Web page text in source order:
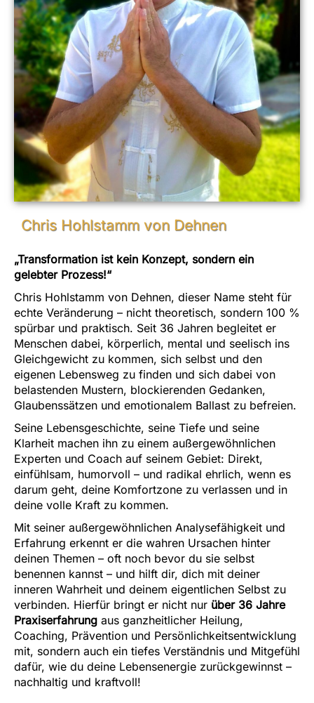
Chris Hohlstamm von Dehnen
„Transformation ist kein Konzept, sondern ein
gelebter Prozess!“
Chris Hohlstamm von Dehnen, dieser Name steht für
echte Veränderung – nicht theoretisch, sondern 100 %
spürbar und praktisch. Seit 36 Jahren begleitet er
Menschen dabei, körperlich, mental und seelisch ins
Gleichgewicht zu kommen, sich selbst und den
eigenen Lebensweg zu finden und sich dabei von
belastenden Mustern, blockierenden Gedanken,
Glaubenssätzen und emotionalem Ballast zu befreien.
Seine Lebensgeschichte, seine Tiefe und seine
Klarheit machen ihn zu einem außergewöhnlichen
Experten und Coach auf seinem Gebiet: Direkt,
einfühlsam, humorvoll – und radikal ehrlich, wenn es
darum geht, deine Komfortzone zu verlassen und in
deine volle Kraft zu kommen.
Mit seiner außergewöhnlichen Analysefähigkeit und
Erfahrung erkennt er die wahren Ursachen hinter
deinen Themen – oft noch bevor du sie selbst
benennen kannst – und hilft dir, dich mit deiner
inneren Wahrheit und deinem eigentlichen Selbst zu
verbinden. Hierfür bringt er nicht nur über 36 Jahre
Praxiserfahrung aus ganzheitlicher Heilung,
Coaching, Prävention und Persönlichkeitsentwicklung
mit, sondern auch ein tiefes Verständnis und Mitgefühl
dafür, wie du deine Lebensenergie zurückgewinnst –
nachhaltig und kraftvoll!